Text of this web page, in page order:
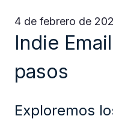
4 de febrero de
Indie
pasos
Exploremos